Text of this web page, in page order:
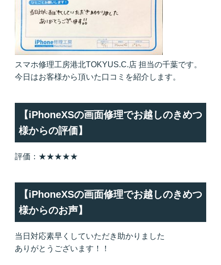
スマホ修理工房港北TOKYUS.C.店 担当の千葉です。
今日はお客様から頂いた口コミを紹介します。
【iPhoneXSの画面修理でお越しのきめつ
様からの評価】
評価：★★★★★
【iPhoneXSの画面修理でお越しのきめつ
様からのお声】
当日対応素早くしていただき助かりました
ありがとうございます！！